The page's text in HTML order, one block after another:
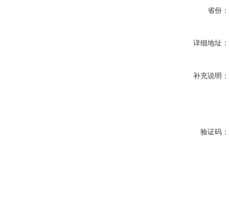
省份：
详细地址：
补充说明：
验证码：